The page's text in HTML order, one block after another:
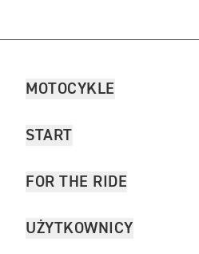
MOTOCYKLE
START
FOR THE RIDE
UŻYTKOWNICY